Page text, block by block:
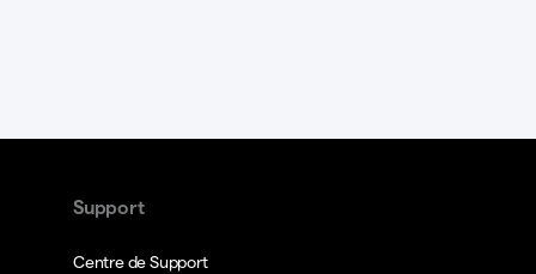
Support
Centre de Support